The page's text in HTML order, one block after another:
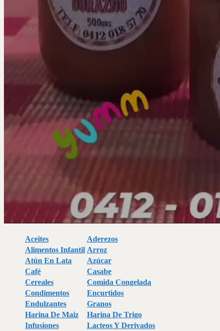
Aceites
Aderezos
Alimentos Infantil Arroz
Atún En Lata
Azúcar
Café
Casabe
Cereales
Comida Congelada
Condimentos
Encurtidos
Endulzantes
Granos
Harina De Maiz
Harina De Trigo
Infusiones
Lacteos Y Derivados